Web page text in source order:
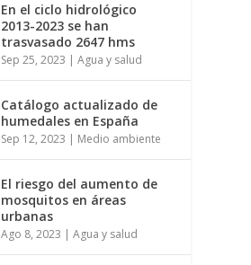
En el ciclo hidrológico
2013-2023 se han
trasvasado 2647 hms
Sep 25, 2023 |Agua y salud
Catálogo actualizado de
humedales en España
Sep 12, 2023 | Medio ambiente
El riesgo del aumento de
mosquitos en áreas
urbanas
Ago 8, 2023 |Agua y salud